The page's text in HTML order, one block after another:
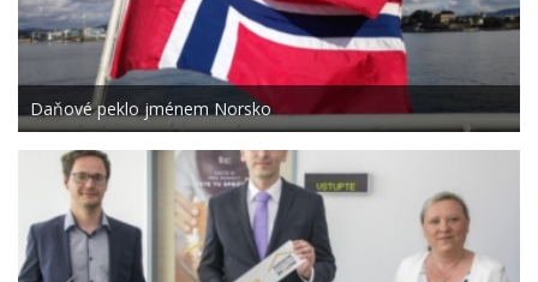
Daňové peklo jménem Norsko